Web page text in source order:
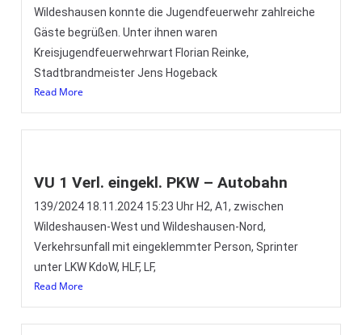
Wildeshausen konnte die Jugendfeuerwehr zahlreiche
Gäste begrüßen. Unter ihnen waren
Kreisjugendfeuerwehrwart Florian Reinke,
Stadtbrandmeister Jens Hogeback
Read More
VU 1 Verl. eingekl. PKW – Autobahn
139/2024 18.11.2024 15:23 Uhr H2, A1, zwischen
Wildeshausen-West und Wildeshausen-Nord,
Verkehrsunfall mit eingeklemmter Person, Sprinter
unter LKW KdoW, HLF, LF,
Read More